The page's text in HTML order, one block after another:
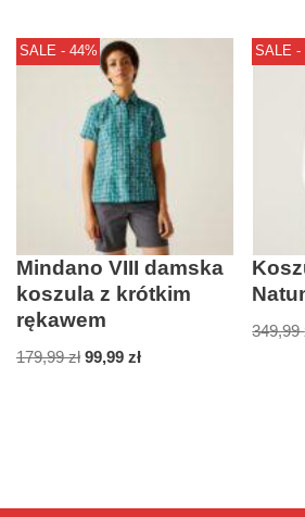
SALE - 44%
Mindano VIII damska
koszula z krótkim
rękawem
179,99zł 99,99 zł
SALE -
349,99